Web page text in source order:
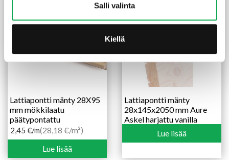
Salli valinta
Kiellä
Lattiapontti mänty 28X95
mm mökkilaatu
päätypontattu
2,45 €/m(28,18 €/m²)
Lue lisää
Lattiapontti mänty
28x145x2050 mm Aure
Askel harjattu vanilla
Lue lisää